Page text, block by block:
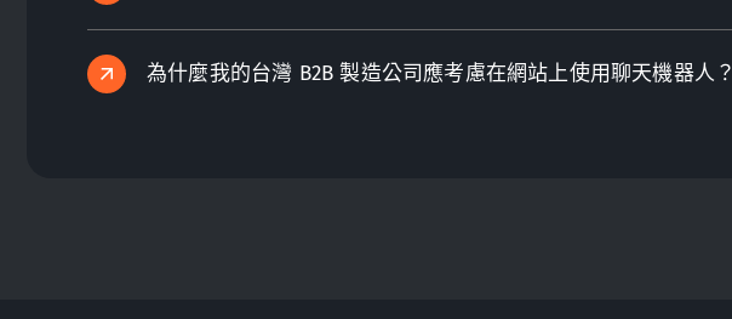
為什麼我的台灣 B2B 製造公司應考慮在網站上使用聊天機器人？